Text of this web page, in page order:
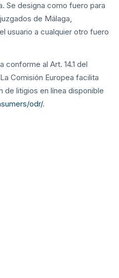
Se designa como fuero para
de Málaga,
usuario a cualquier otro fuero
conforme al Art. 14.1 del
Comisión Europea facilita
de litigios en línea disponible
odr/.